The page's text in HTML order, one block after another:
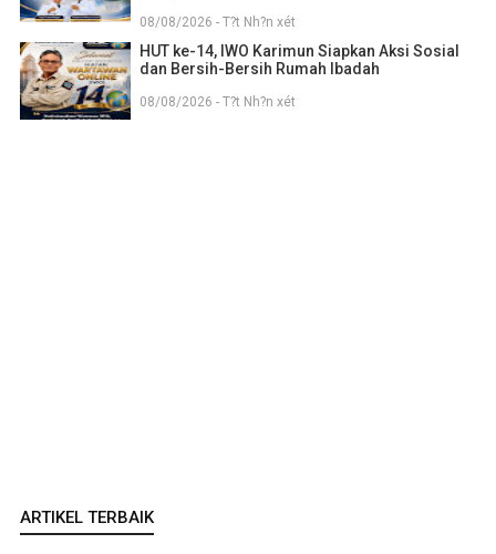
08/08/2026 - T?t Nh?n xét
HUT ke-14, IWO Karimun Siapkan Aksi Sosial
dan Bersih-Bersih Rumah Ibadah
08/08/2026 - T?t Nh?n xét
ARTIKEL TERBAIK